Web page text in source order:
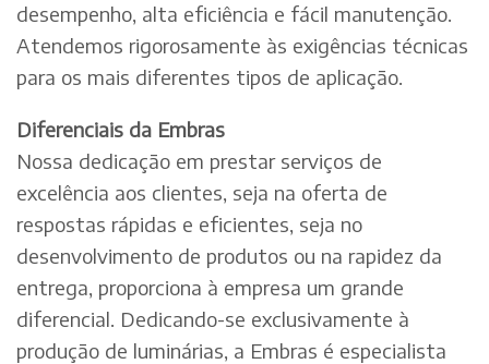
desempenho, alta eficiência e fácil manutenção.
Atendemos rigorosamente às exigências técnicas
para os mais diferentes tipos de aplicação.
Diferenciais da Embras
Nossa dedicação em prestar serviços de
excelência aos clientes, seja na oferta de
respostas rápidas e eficientes, seja no
desenvolvimento de produtos ou na rapidez da
entrega, proporciona à empresa um grande
diferencial. Dedicando-se exclusivamente à
produção de luminárias, a Embras é especialista